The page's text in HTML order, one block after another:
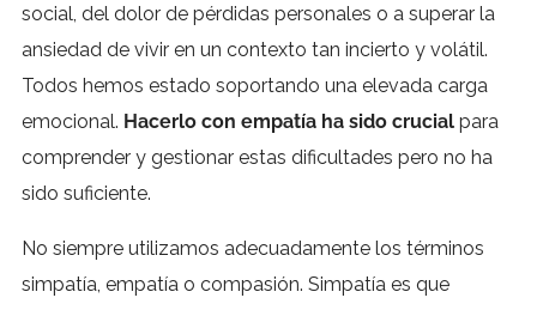
social, del dolor de pérdidas personales o a superar la
ansiedad de vivir en un contexto tan incierto y volátil.
Todos hemos estado soportando una elevada carga
emocional. Hacerlo con empatía ha sido crucial para
comprender y gestionar estas dificultades pero no ha
sido suficiente.
No siempre utilizamos adecuadamente los términos
simpatía, empatía o compasión. Simpatía es que